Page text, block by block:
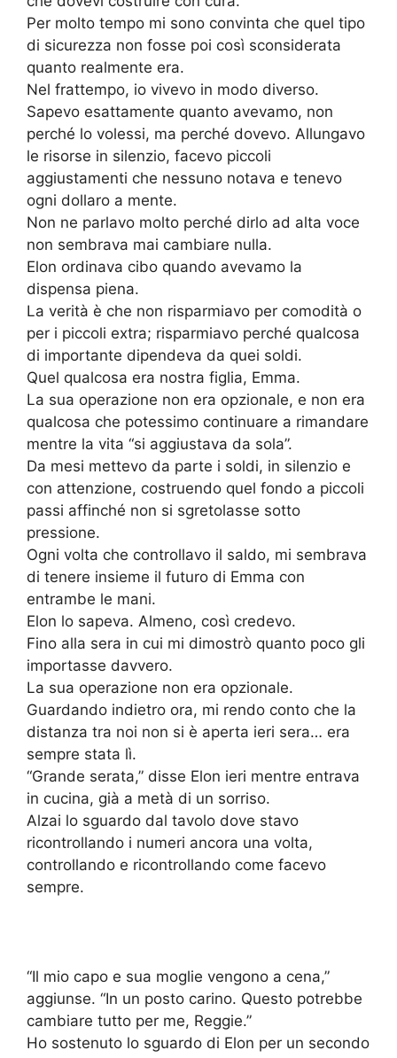
Per molto tempo mi sono convinta che quel tipo
di sicurezza non fosse poi così sconsiderata
quanto realmente era.
Nel frattempo, io vivevo in modo diverso.
Sapevo esattamente quanto avevamo, non
perché lo volessi, ma perché dovevo. Allungavo
le risorse in silenzio, facevo piccoli
aggiustamenti che nessuno notava e tenevo
ogni dollaro a mente.
Non ne parlavo molto perché dirlo ad alta voce
non sembrava mai cambiare nulla.
Elon ordinava cibo quando avevamo la
dispensa piena.
La verità è che non risparmiavo per comodità o
per i piccoli extra; risparmiavo perché qualcosa
di importante dipendeva da quei soldi.
Quel qualcosa era nostra figlia, Emma.
La sua operazione non era opzionale, e non era
qualcosa che potessimo continuare a rimandare
mentre la vita “si aggiustava da sola”.
Da mesi mettevo da parte i soldi, in silenzio e
con attenzione, costruendo quel fondo a piccoli
passi affinché non si sgretolasse sotto
pressione.
Ogni volta che controllavo il saldo, mi sembrava
di tenere insieme il futuro di Emma con
entrambe le mani.
Elon lo sapeva. Almeno, così credevo.
Fino alla sera in cui mi dimostrò quanto poco gli
importasse davvero.
La sua operazione non era opzionale.
Guardando indietro ora, mi rendo conto che la
distanza tra noi non si è aperta ieri sera… era
sempre stata lì.
“Grande serata,” disse Elon ieri mentre entrava
in cucina, già a metà di un sorriso.
Alzai lo sguardo dal tavolo dove stavo
ricontrollando i numeri ancora una volta,
controllando e ricontrollando come facevo
sempre.
“Il mio capo e sua moglie vengono a cena,”
aggiunse. “In un posto carino. Questo potrebbe
cambiare tutto per me, Reggie.”
Ho sostenuto lo sguardo di Elon per un secondo